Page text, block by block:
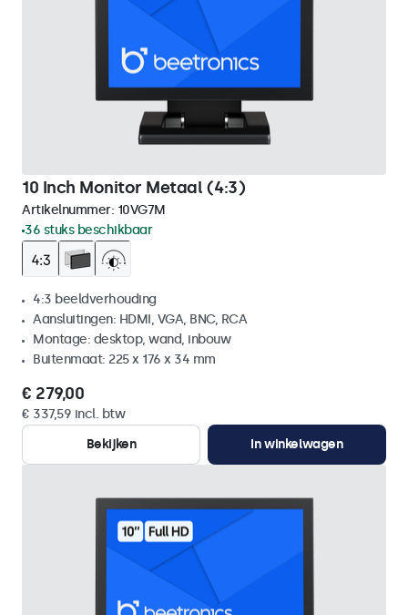
10 Inch Monitor Metaal (4:3)
Artikelnummer: 10VG7M
36 stuks beschikbaar
4:3 beeldverhouding
Aansluitingen: HDMI, VGA, BNC, RCA
Montage: desktop, wand, inbouw
Buitenmaat: 225 x 176 x 34 mm
€ 279,00
€ 337,59 incl. btw
Bekijken
In winkelwagen